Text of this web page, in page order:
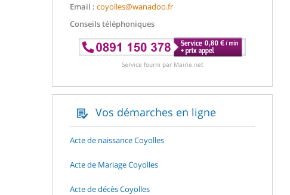
Email : coyolles@wanadoo.fr
Conseils téléphoniques
Service fourni par Mairie.net
Vos démarches en ligne
Acte de naissance Coyolles
Acte de Mariage Coyolles
Acte de décès Coyolles